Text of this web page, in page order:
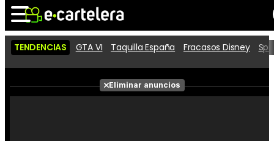
Noticias Cartelera
Películas
TENDENCIAS GTA VI Taquilla España Fracasos Disney
Eliminar anuncios